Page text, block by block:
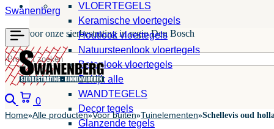
Swanenberg
Kies voor onze sierbestrating in regio Den Bosch
VLOERTEGELS
Keramische vloertegels
Houtlook vloertegels
Natuursteenlook vloertegels
Betonlook vloertegels
Bekijk alle
WANDTEGELS
Decor tegels
Glanzende tegels
Zoeken
0 Winkelwagen
Home»Alle producten»Voor buiten»Tuinelementen»Schellevis oud